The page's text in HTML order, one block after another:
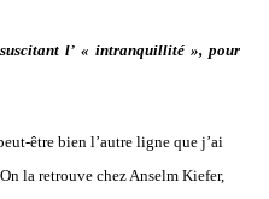
l’ « intranquillité », pour
être bien l’autre ligne que j’ai
la retrouve chez Anselm Kiefer,